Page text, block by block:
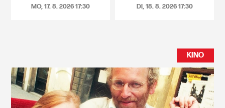
MO, 17. 8. 202617:30 DI, 18. 8. 202617:30
KINO